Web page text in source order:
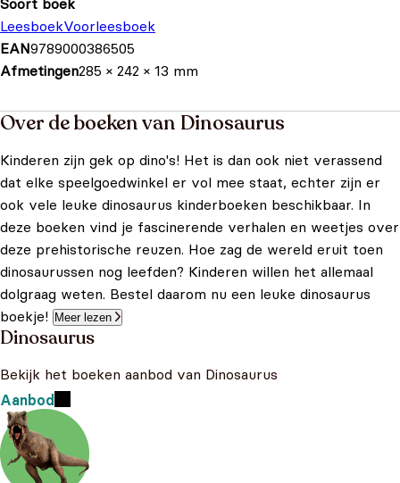
Soort boek
LeesboekVoorleesboek
EAN9789000386505
Afmetingen285 × 242 × 13 mm
Over de boeken van Dinosaurus
Kinderen zijn gek op dino's! Het is dan ook niet verassend
dat elke speelgoedwinkel er vol mee staat, echter zijn er
ook vele leuke dinosaurus kinderboeken beschikbaar. In
deze boeken vind je fascinerende verhalen en weetjes over
deze prehistorische reuzen. Hoe zag de wereld eruit toen
dinosaurussen nog leefden? Kinderen willen het allemaal
dolgraag weten. Bestel daarom nu een leuke dinosaurus
boekje!
Meer lezen
Dinosaurus
Bekijk het boeken aanbod van Dinosaurus
Aanbod